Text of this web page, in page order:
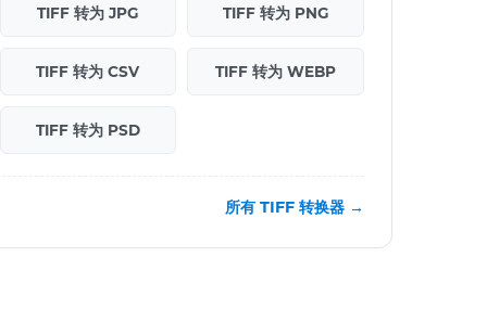
TIFF 转为 JPG TIFF 转为 PNG
TIFF 转为 CSV TIFF 转为 WEBP
TIFF 转为 PSD
所有 TIFF 转换器 →